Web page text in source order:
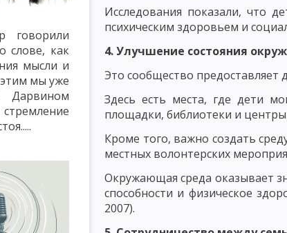
ВЫСОКОЙ ТРЕБОВАТЕЛЬНОСТЬЮ И УВАЖЕНИЕМ
ВОСПИТАНИЯ И МЕТОДИКИ ИХ ДЕЯТЕЛЬНОСТИ
ПЕДАГОГИЧЕСКАЯ ПРОБЛЕМА
НАЦИОНАЛЬНОГО ВОСПИТАНИЯ
КЛАССИФИКАЦИЯ МЕТОДОВ ВОСПИТАНИЯ
СОЦИАЛЬНОЙ СРЕДЫ ВОСПИТАТЕЛЬНЫЕ ФУНКЦИИ
ФУНКЦИИ УЧЕБНОЙ СРЕДЫ
МЕТОДЫ САМОВОСПИТАНИЯ САМООЦЕНКА
МАСТЕРСТВА РАЗМЕЩЕНИЕ РЕКЛАМНЫХ МАТЕРИАЛОВ НА
слове, как
мысли и
этим мы уже
Исследования показали, что
психическим здоровьем и
4. Улучшение состояния
Это сообщество предоставляет
Здесь есть места, где дети
площадки, библиотеки и
Кроме того, важно создать
местных волонтерских
Окружающая среда оказывает
способности и физическое
2007).